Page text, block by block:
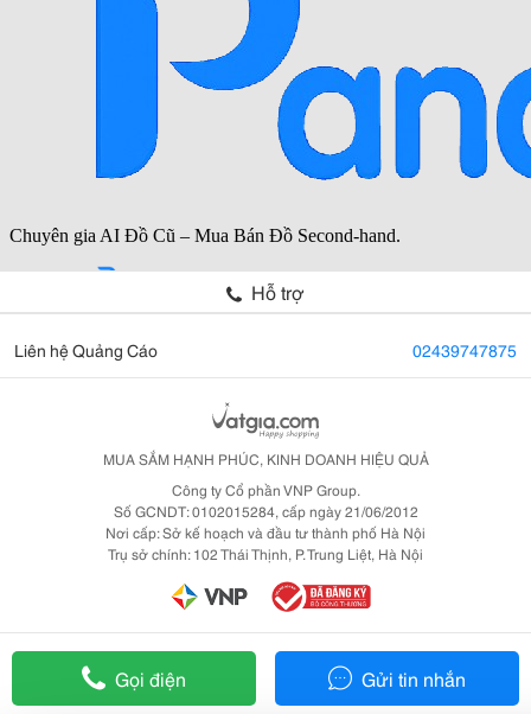
Gọi điện Gửi tin nhắn
Hỗ trợ
Liên hệ Quảng Cáo 02439747875
MUA SẮM HẠNH PHÚC, KINH DOANH HIỆU QUẢ
Công ty Cổ phần VNP Group.
Số GCNDT: 0102015284, cấp ngày 21/06/2012
Nơi cấp: Sở kế hoạch và đầu tư thành phố Hà Nội
Trụ sở chính: 102 Thái Thịnh, P. Trung Liệt, Hà Nội